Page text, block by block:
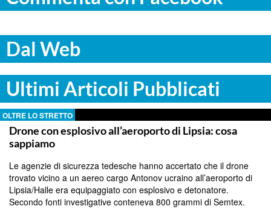
Dal Web
Ultimi Articoli Pubblicati
OLTRE LO STRETTO
Drone con esplosivo all’aeroporto di Lipsia: cosa
sappiamo
Le agenzie di sicurezza tedesche hanno accertato che il drone
trovato vicino a un aereo cargo Antonov ucraino all’aeroporto di
Lipsia/Halle era equipaggiato con esplosivo e detonatore.
Secondo fonti investigative conteneva 800 grammi di Semtex.